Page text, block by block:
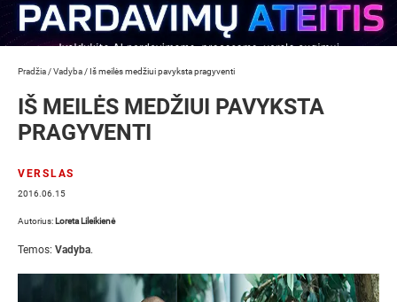
Pradžia /Vadyba / Iš meilės medžiui pavyksta pragyventi
IŠ MEILĖS MEDŽIUI PAVYKSTA
PRAGYVENTI
VERSLAS
2016.06.15
Autorius: Loreta Lileikienė
Temos: Vadyba.